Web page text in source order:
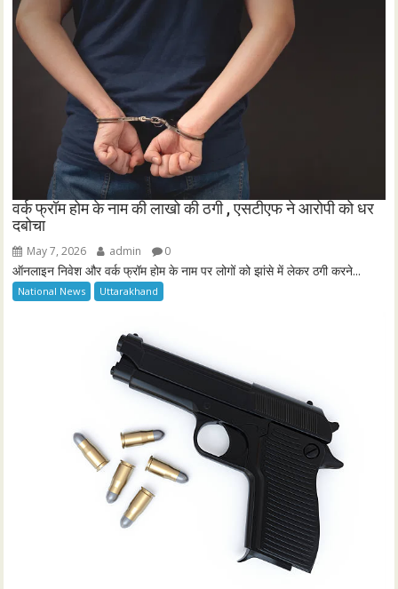
वर्क फ्रॉम होम के नाम की लाखो की ठगी , एसटीएफ ने आरोपी को धर
दबोचा
May 7, 2026 admin 0
ऑनलाइन निवेश और वर्क फ्रॉम होम के नाम पर लोगों को झांसे में लेकर ठगी करने...
National News Uttarakhand